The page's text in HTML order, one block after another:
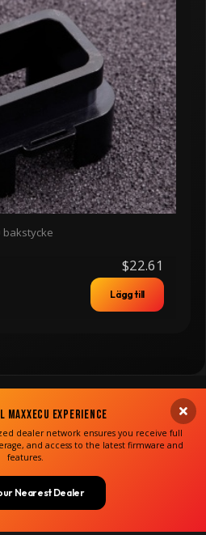
bakstycke
$22.61
Lägg till
MaxxECU 2026 ©
(US)
Experience
dealer network ensures you receive full
and access to the latest firmware and
features.
Nearest Dealer